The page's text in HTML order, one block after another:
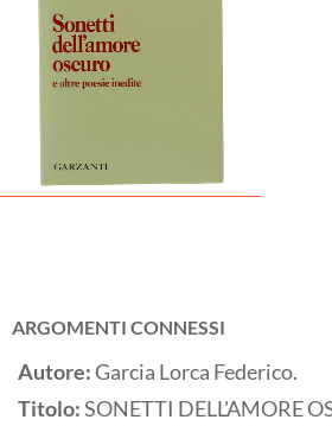
ARGOMENTI CONNESSI
Autore:Garcia Lorca Federico.
Titolo:SONETTI DELL'AMORE